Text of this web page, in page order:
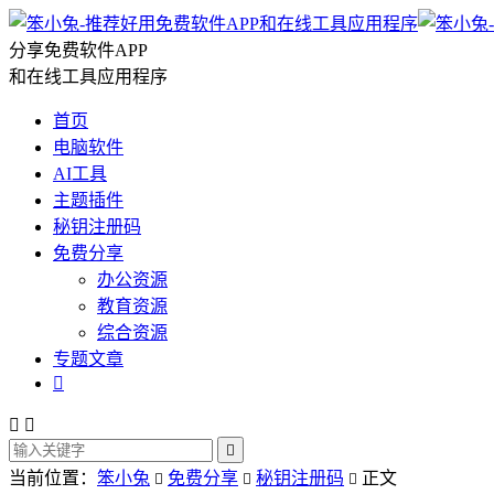
分享免费软件APP
和在线工具应用程序
首页
电脑软件
AI工具
主题插件
秘钥注册码
免费分享
办公资源
教育资源
综合资源
专题文章

 

当前位置： 笨小兔  免费分享  秘钥注册码  正文